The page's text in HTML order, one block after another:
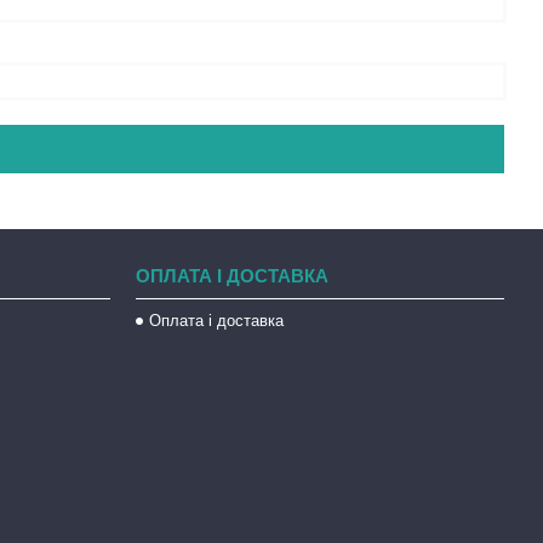
ОПЛАТА І ДОСТАВКА
Оплата і доставка